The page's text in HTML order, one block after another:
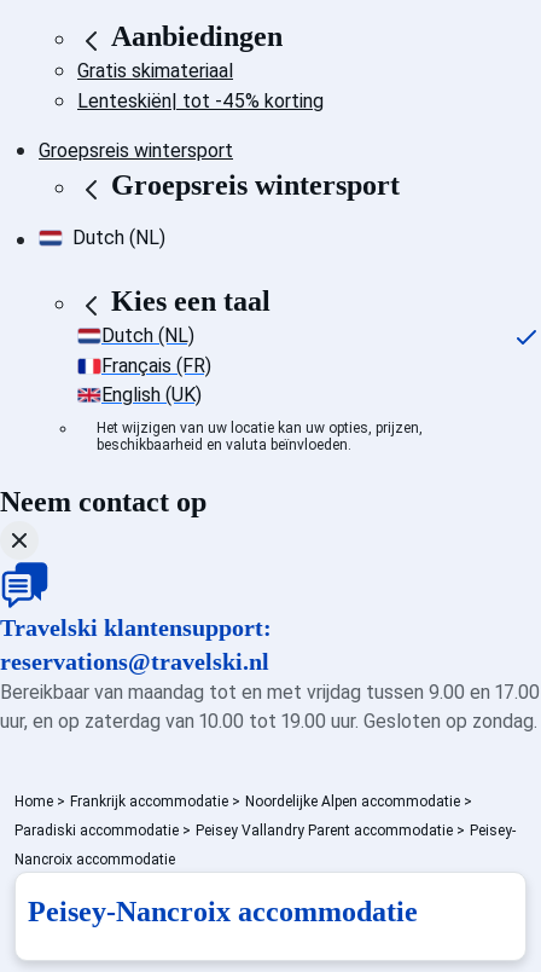
Aanbiedingen
Gratis skimateriaal
Lenteskiën| tot -45% korting
Groepsreis wintersport
Groepsreis wintersport
Dutch (NL)
Kies een taal
Dutch (NL)
Français (FR)
English (UK)
Het wijzigen van uw locatie kan uw opties, prijzen,
beschikbaarheid en valuta beïnvloeden.
Neem contact op
Travelski klantensupport:
reservations@travelski.nl
Bereikbaar van maandag tot en met vrijdag tussen 9.00 en 17.00
uur, en op zaterdag van 10.00 tot 19.00 uur. Gesloten op zondag.
Home > Frankrijk accommodatie > Noordelijke Alpen accommodatie >
Paradiski accommodatie > Peisey Vallandry Parent accommodatie > Peisey-
Nancroix accommodatie
Peisey-Nancroix accommodatie